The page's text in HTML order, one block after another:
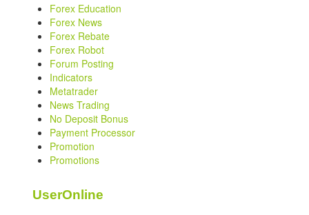
Forex Education
Forex News
Forex Rebate
Forex Robot
Forum Posting
Indicators
Metatrader
News Trading
No Deposit Bonus
Payment Processor
Promotion
Promotions
UserOnline